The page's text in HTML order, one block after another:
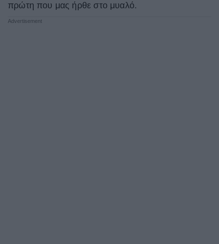
πρώτη που μας ήρθε στο μυαλό.